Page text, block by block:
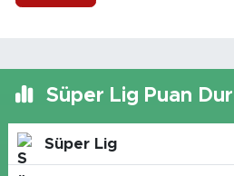
Süper Lig Puan
Süper Lig